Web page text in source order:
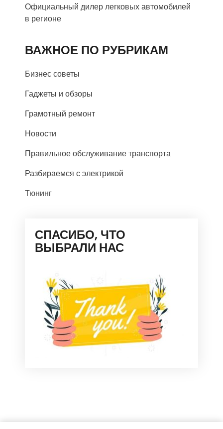
Официальный дилер легковых автомобилей
в регионе
ВАЖНОЕ ПО РУБРИКАМ
Бизнес советы
Гаджеты и обзоры
Грамотный ремонт
Новости
Правильное обслуживание транспорта
Разбираемся с электрикой
Тюнинг
СПАСИБО, ЧТО
ВЫБРАЛИ НАС